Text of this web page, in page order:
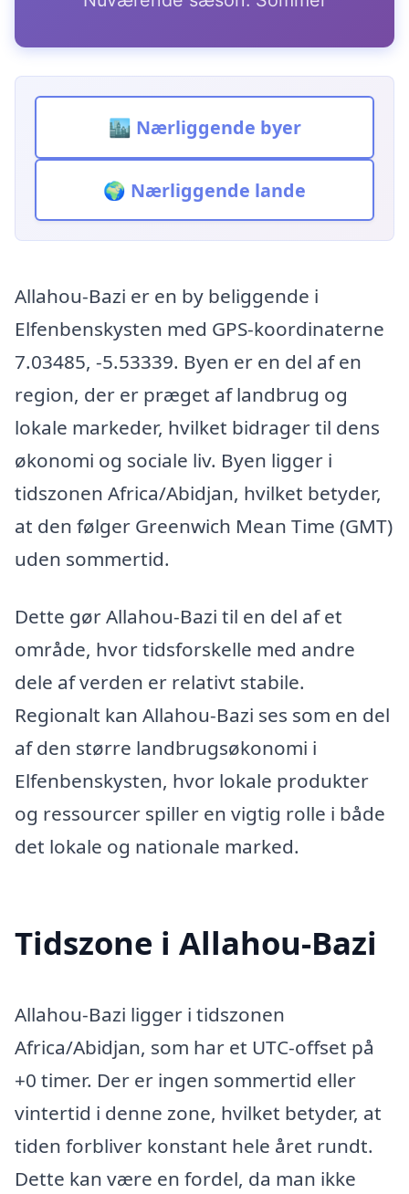
🏙️ Nærliggende byer
🌍 Nærliggende lande
Allahou-Bazi er en by beliggende i
Elfenbenskysten med GPS-koordinaterne
7.03485, -5.53339. Byen er en del af en
region, der er præget af landbrug og
lokale markeder, hvilket bidrager til dens
økonomi og sociale liv. Byen ligger i
tidszonen Africa/Abidjan, hvilket betyder,
at den følger Greenwich Mean Time (GMT)
uden sommertid.
Dette gør Allahou-Bazi til en del af et
område, hvor tidsforskelle med andre
dele af verden er relativt stabile.
Regionalt kan Allahou-Bazi ses som en del
af den større landbrugsøkonomi i
Elfenbenskysten, hvor lokale produkter
og ressourcer spiller en vigtig rolle i både
det lokale og nationale marked.
Tidszone i Allahou-Bazi
Allahou-Bazi ligger i tidszonen
Africa/Abidjan, som har et UTC-offset på
+0 timer. Der er ingen sommertid eller
vintertid i denne zone, hvilket betyder, at
tiden forbliver konstant hele året rundt.
Dette kan være en fordel, da man ikke